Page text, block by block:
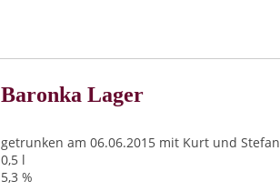
Baronka Lager
getrunken am 06.06.2015 mit Kurt und Stefan
0,5 l
5,3 %